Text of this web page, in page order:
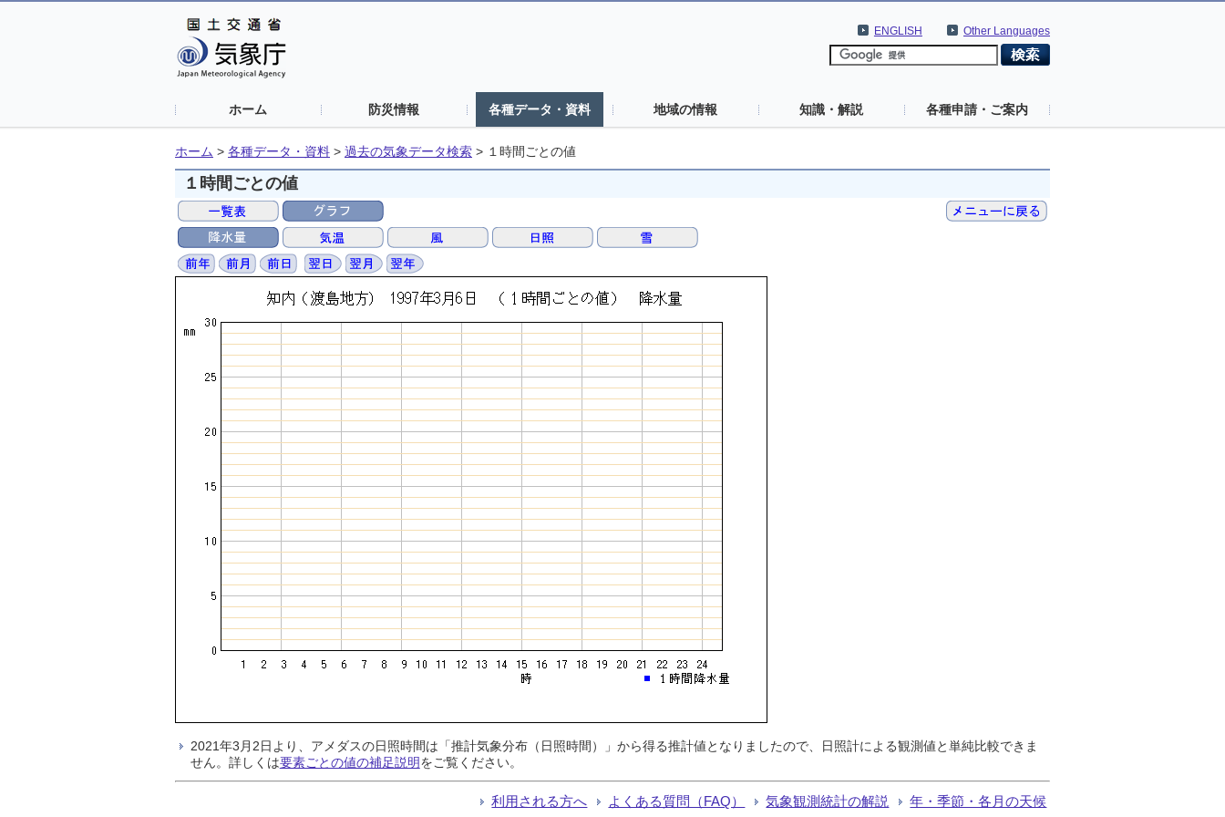
Other Languages
ENGLISH
ホーム 防災情報 各種データ・資料 地域の情報 知識・解説 各種申請・ご案内
ホーム > 各種データ・資料 > 過去の気象データ検索 > １時間ごとの値
１時間ごとの値
2021年3月2日より、アメダスの日照時間は「推計気象分布（日照時間）」から得る推計値となりましたので、日照計による観測値と単純比較できま
せん。詳しくは要素ごとの値の補足説明をご覧ください。
利用される方へ よくある質問（FAQ） 気象観測統計の解説 年・季節・各月の天候